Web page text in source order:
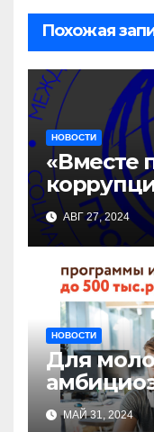
Похожая
НОВОСТИ
«Вместе
АВГ 27, 2024
НОВОСТИ
Для
прием
МАЙ 31, 2024